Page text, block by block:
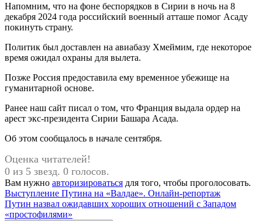
Напомним, что на фоне беспорядков в Сирии в ночь на 8
декабря 2024 года российский военный атташе помог Асаду
покинуть страну.
Политик был доставлен на авиабазу Хмеймим, где некоторое
время ожидал охраны для вылета.
Позже Россия предоставила ему временное убежище на
гуманитарной основе.
Ранее наш сайт писал о том, что Франция выдала ордер на
арест экс-президента Сирии Башара Асада.
Об этом сообщалось в начале сентября.
Оценка читателей!
0 из 5 звезд. 0 голосов.
Вам нужно авторизироваться для того, чтобы проголосовать.
Навигация
по
Предыдущая
запись:
Выступление Путина на «Валдае». Онлайн-репортаж
Следующая
запись:
Путин назвал ожидавших хороших отношений с Западом
«простофилями»